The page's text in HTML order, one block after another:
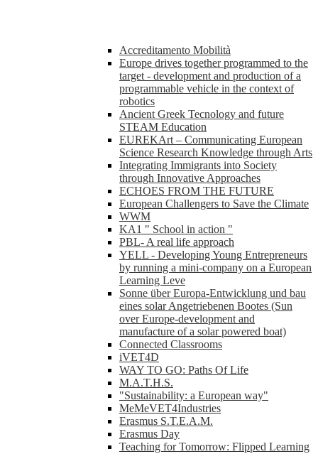
Accreditamento Mobilità
Europe drives together programmed to the
target - development and production of a
programmable vehicle in the context of
robotics
Ancient Greek Tecnology and future
STEAM Education
EUREKArt – Communicating European
Science Research Knowledge through Arts
Integrating Immigrants into Society
through Innovative Approaches
ECHOES FROM THE FUTURE
European Challengers to Save the Climate
WWM
KA1 " School in action "
PBL- A real life approach
YELL - Developing Young Entrepreneurs
by running a mini-company on a European
Learning Leve
Sonne über Europa-Entwicklung und bau
eines solar Angetriebenen Bootes (Sun
over Europe-development and
manufacture of a solar powered boat)
Connected Classrooms
iVET4D
WAY TO GO: Paths Of Life
M.A.T.H.S.
"Sustainability: a European way"
MeMeVET4Industries
Erasmus S.T.E.A.M.
Erasmus Day
Teaching for Tomorrow: Flipped Learning